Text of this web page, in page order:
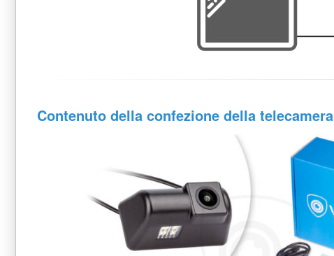
Contenuto della confezione della telecamera